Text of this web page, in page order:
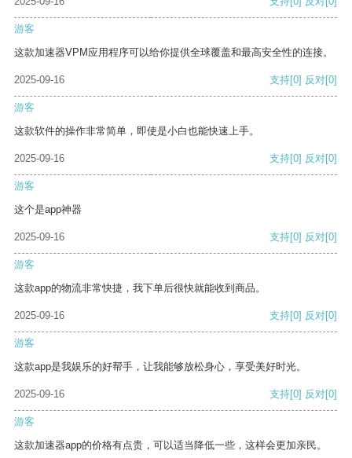
游客
这款加速器VPM应用程序可以给你提供全球覆盖和最高安全性的连接。
2025-09-16 支持[0] 反对[0]
游客
这款软件的操作非常简单，即使是小白也能快速上手。
2025-09-16 支持[0] 反对[0]
游客
这个是app神器
2025-09-16 支持[0] 反对[0]
游客
这款app的物流非常快捷，我下单后很快就能收到商品。
2025-09-16 支持[0] 反对[0]
游客
这款app是我娱乐的好帮手，让我能够放松身心，享受美好时光。
2025-09-16 支持[0] 反对[0]
游客
这款加速器app的价格有点贵，可以适当降低一些，这样会更加亲民。